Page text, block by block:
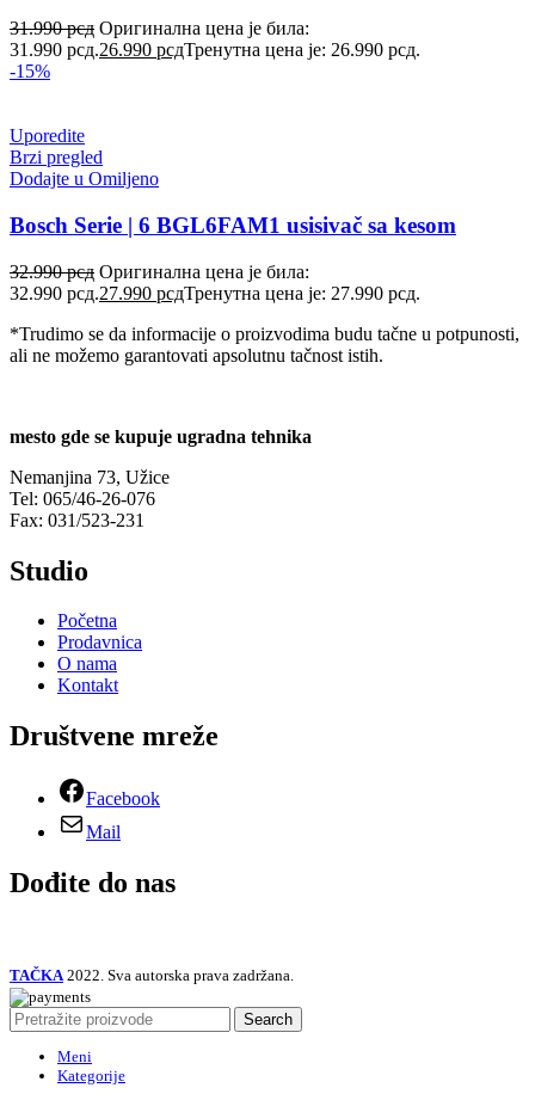
31.990рсд Оригинална цена је била:
31.990 рсд.26.990 рсдТренутна цена је: 26.990 рсд.
-15%
Uporedite
Brzi pregled
Dodajte u Omiljeno
Bosch Serie | 6 BGL6FAM1 usisivač sa kesom
32.990рсд Оригинална цена је била:
32.990 рсд.27.990 рсдТренутна цена је: 27.990 рсд.
*Trudimo se da informacije o proizvodima budu tačne u potpunosti,
ali ne možemo garantovati apsolutnu tačnost istih.
mesto gde se kupuje ugradna tehnika
Nemanjina 73, Užice
Tel: 065/46-26-076
Fax: 031/523-231
Studio
Početna
Prodavnica
O nama
Kontakt
Društvene mreže
Facebook
Mail
Dođite do nas
TAČKA 2022. Sva autorska prava zadržana.
Search
Meni
Kategorije